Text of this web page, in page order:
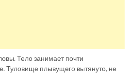
Тело занимает почти
Туловище плывущего вытянуто, не